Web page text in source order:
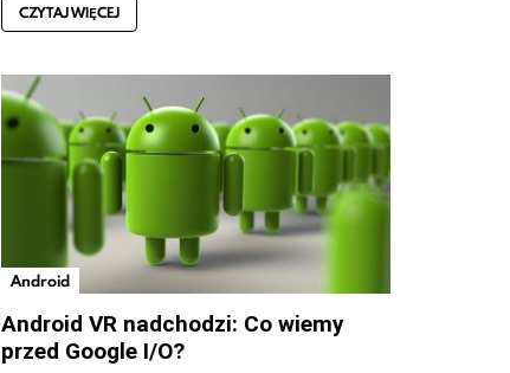
CZYTAJ WIĘCEJ
Android
Android VR nadchodzi: Co wiemy
przed Google I/O?